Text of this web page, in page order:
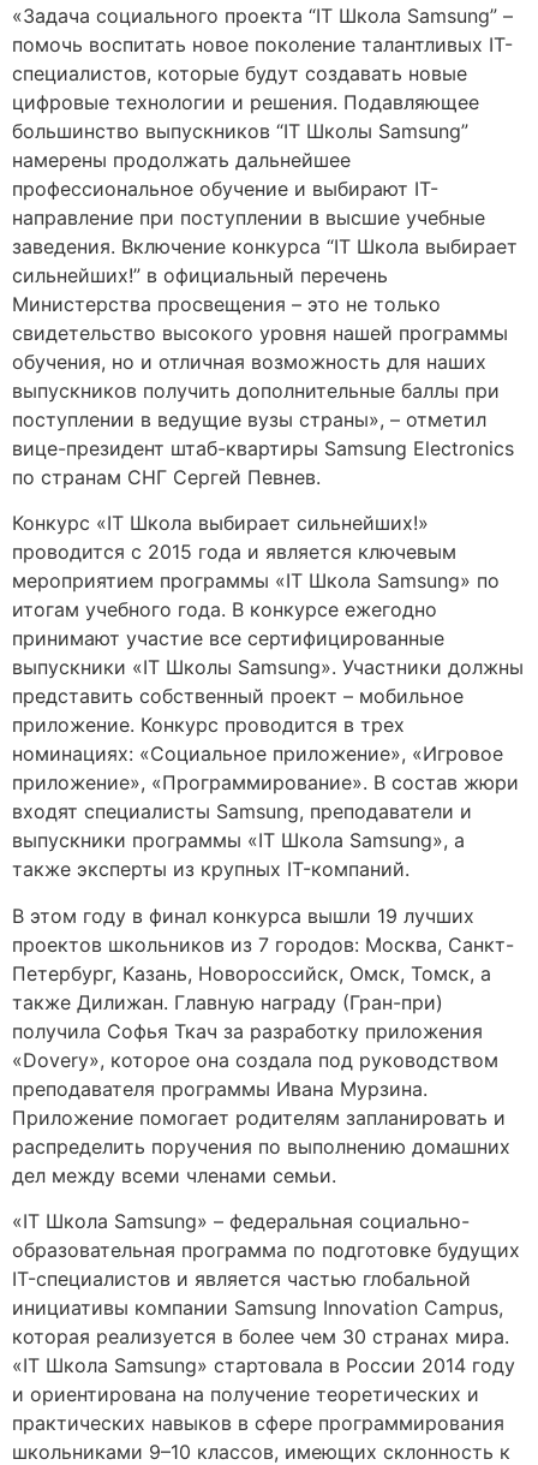
«Задача социального проекта “IT Школа Samsung” –
помочь воспитать новое поколение талантливых IT-
специалистов, которые будут создавать новые
цифровые технологии и решения. Подавляющее
большинство выпускников “IT Школы Samsung”
намерены продолжать дальнейшее
профессиональное обучение и выбирают IT-
направление при поступлении в высшие учебные
заведения. Включение конкурса “IT Школа выбирает
сильнейших!” в официальный перечень
Министерства просвещения – это не только
свидетельство высокого уровня нашей программы
обучения, но и отличная возможность для наших
выпускников получить дополнительные баллы при
поступлении в ведущие вузы страны», – отметил
вице-президент штаб-квартиры Samsung Electronics
по странам СНГ Сергей Певнев.
Конкурс «IT Школа выбирает сильнейших!»
проводится с 2015 года и является ключевым
мероприятием программы «IT Школа Samsung» по
итогам учебного года. В конкурсе ежегодно
принимают участие все сертифицированные
выпускники «IT Школы Samsung». Участники должны
представить собственный проект – мобильное
приложение. Конкурс проводится в трех
номинациях: «Социальное приложение», «Игровое
приложение», «Программирование». В состав жюри
входят специалисты Samsung, преподаватели и
выпускники программы «IT Школа Samsung», а
также эксперты из крупных IT-компаний.
В этом году в финал конкурса вышли 19 лучших
проектов школьников из 7 городов: Москва, Санкт-
Петербург, Казань, Новороссийск, Омск, Томск, а
также Дилижан. Главную награду (Гран-при)
получила Софья Ткач за разработку приложения
«Dovery», которое она создала под руководством
преподавателя программы Ивана Мурзина.
Приложение помогает родителям запланировать и
распределить поручения по выполнению домашних
дел между всеми членами семьи.
«IT Школа Samsung» – федеральная социально-
образовательная программа по подготовке будущих
IT-специалистов и является частью глобальной
инициативы компании Samsung Innovation Campus,
которая реализуется в более чем 30 странах мира.
«IT Школа Samsung» стартовала в России 2014 году
и ориентирована на получение теоретических и
практических навыков в сфере программирования
школьниками 9–10 классов, имеющих склонность к